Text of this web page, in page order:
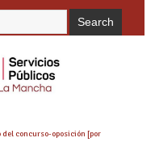
del concurso-oposición [por